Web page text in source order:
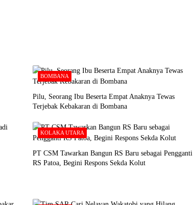
BOMBANA
Pilu, Seorang Ibu Beserta Empat Anaknya Tewas
Terjebak Kebakaran di Bombana
KOLAKA UTARA
PT CSM Tawarkan Bangun RS Baru sebagai Pengganti
RS Patoa, Begini Respons Sekda Kolut